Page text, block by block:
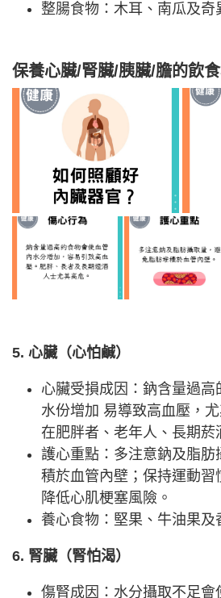
整腸食物：木耳、南瓜及奇
保養心臟/腎臟/胰臟/膽的
5. 心臟（心怕鹹）
心臟受損成因：鈉含量過高
水份增加 易導致高血壓，
在肥胖者、老年人、長期菸
護心重點：多注意鈉及脂肪
積於血管內壁；保持運動
降低心肌梗塞風險。
養心食物：堅果、牛油果及
6. 腎臟（腎怕渴）
傷腎成因：水分攝取不足會